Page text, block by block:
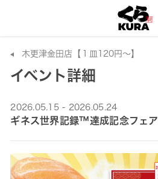
木更津金田店【１皿120円～】
イベント詳細
2026.05.15 - 2026.05.24
ギネス世界記録™達成記念フェア